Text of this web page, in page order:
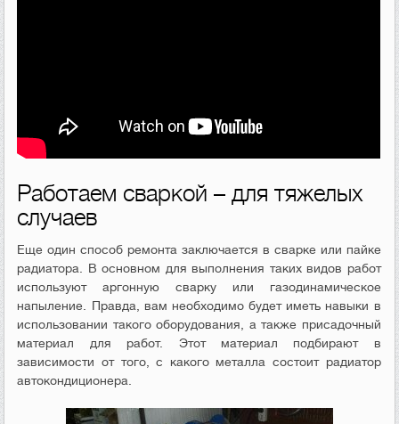
Работаем сваркой – для тяжелых
случаев
Еще один способ ремонта заключается в сварке или пайке
радиатора. В основном для выполнения таких видов работ
используют аргонную сварку или газодинамическое
напыление. Правда, вам необходимо будет иметь навыки в
использовании такого оборудования, а также присадочный
материал для работ. Этот материал подбирают в
зависимости от того, с какого металла состоит радиатор
автокондиционера.